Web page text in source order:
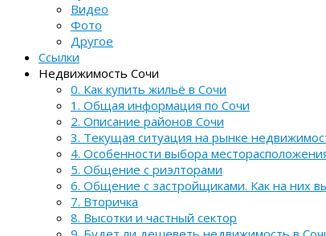
Видео
Фото
Другое
Ссылки
Недвижимость Сочи
0. Как купить жильё в Сочи
1. Общая информация по Сочи
2. Описание районов Сочи
3. Текущая ситуация на рынке
4. Особенности выбора
5. Общение с риэлторами
6. Общение с застройщиками. Как на них
7. Вторичка
8. Высотки и частный сектор